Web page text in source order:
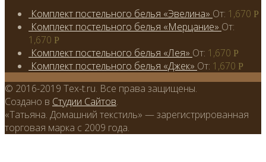
Комплект постельного белья «Эвелина» От: 1,670 Р
Комплект постельного белья «Мерцание» От:
1,670 Р
Комплект постельного белья «Лея» От: 1,670 Р
Комплект постельного белья «Джек» От: 1,670 Р
© 2016-2019 Tex-t.ru. Все права защищены.
Создано в Студии Сайтов.
«Татьяна. Домашний текстиль» — зарегистрированная
торговая марка с 2009 года.